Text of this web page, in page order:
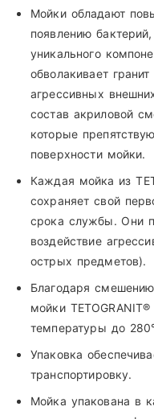
Мойки обладают
появлению
уникального
обволакивает
агрессивных
состав акриловой
которые
поверхности мойки.
Каждая мойка из
сохраняет свой
срока службы. Они
воздействие
острых предметов).
Благодаря
мойки
температуры до
Упаковка
транспортировку.
Мойка упакована в